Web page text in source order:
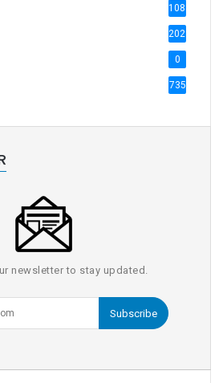
1088
2028
0
735
newsletter to stay updated.
Subscribe